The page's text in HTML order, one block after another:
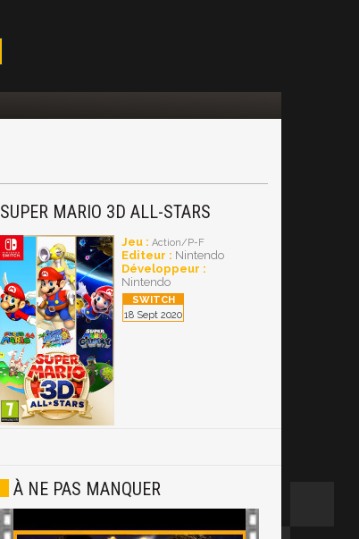
SUPER MARIO 3D ALL-STARS
Jeu : Action/P-F
Editeur : Nintendo
Développeur :
Nintendo
18 Sept 2020
À NE PAS MANQUER